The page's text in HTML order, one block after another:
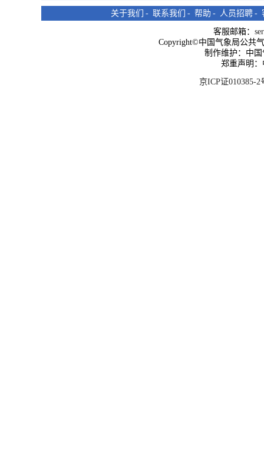
关于我们 - 联系我们 - 帮助 - 人员招聘 -
客服邮箱：
Copyright©中国气象局公共
制作维护：中
郑重声明
京ICP证010385-2